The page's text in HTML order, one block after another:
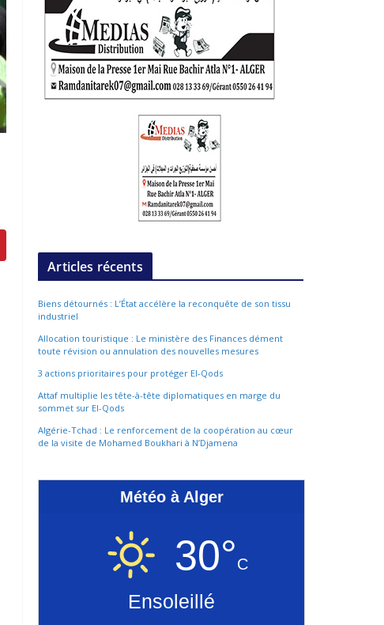
Articles récents
Biens détournés : L’État accélère la reconquête de son tissu
industriel
Allocation touristique : Le ministère des Finances dément
toute révision ou annulation des nouvelles mesures
3 actions prioritaires pour protéger El-Qods
Attaf multiplie les tête-à-tête diplomatiques en marge du
sommet sur El-Qods
Algérie-Tchad : Le renforcement de la coopération au cœur
de la visite de Mohamed Boukhari à N’Djamena
Météo à Alger
30°C
Ensoleillé